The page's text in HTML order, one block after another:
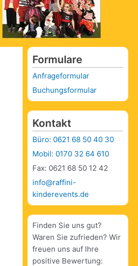
Formulare
Anfrageformular
Buchungsformular
Kontakt
Büro: 0621 68 50 40 30
Mobil: 0170 32 64 610
Fax: 0621 68 50 12 42
info@raffini-
kinderevents.de
Finden Sie uns gut?
Waren Sie zufrieden? Wir
freuen uns auf Ihre
positive Bewertung: